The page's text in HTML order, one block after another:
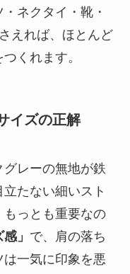
ネクタイ・靴・
えれば、ほとんど
くれます。
イズの正解
レーの無地が鉄
たない細いスト
もっとも重要なの
」 で、肩の落ち
一気に印象を悪